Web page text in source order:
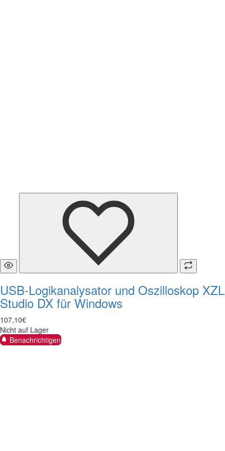
USB-Logikanalysator und Oszilloskop XZL
Studio DX für Windows
107,10€
Nicht auf Lager
Benachrichtigen